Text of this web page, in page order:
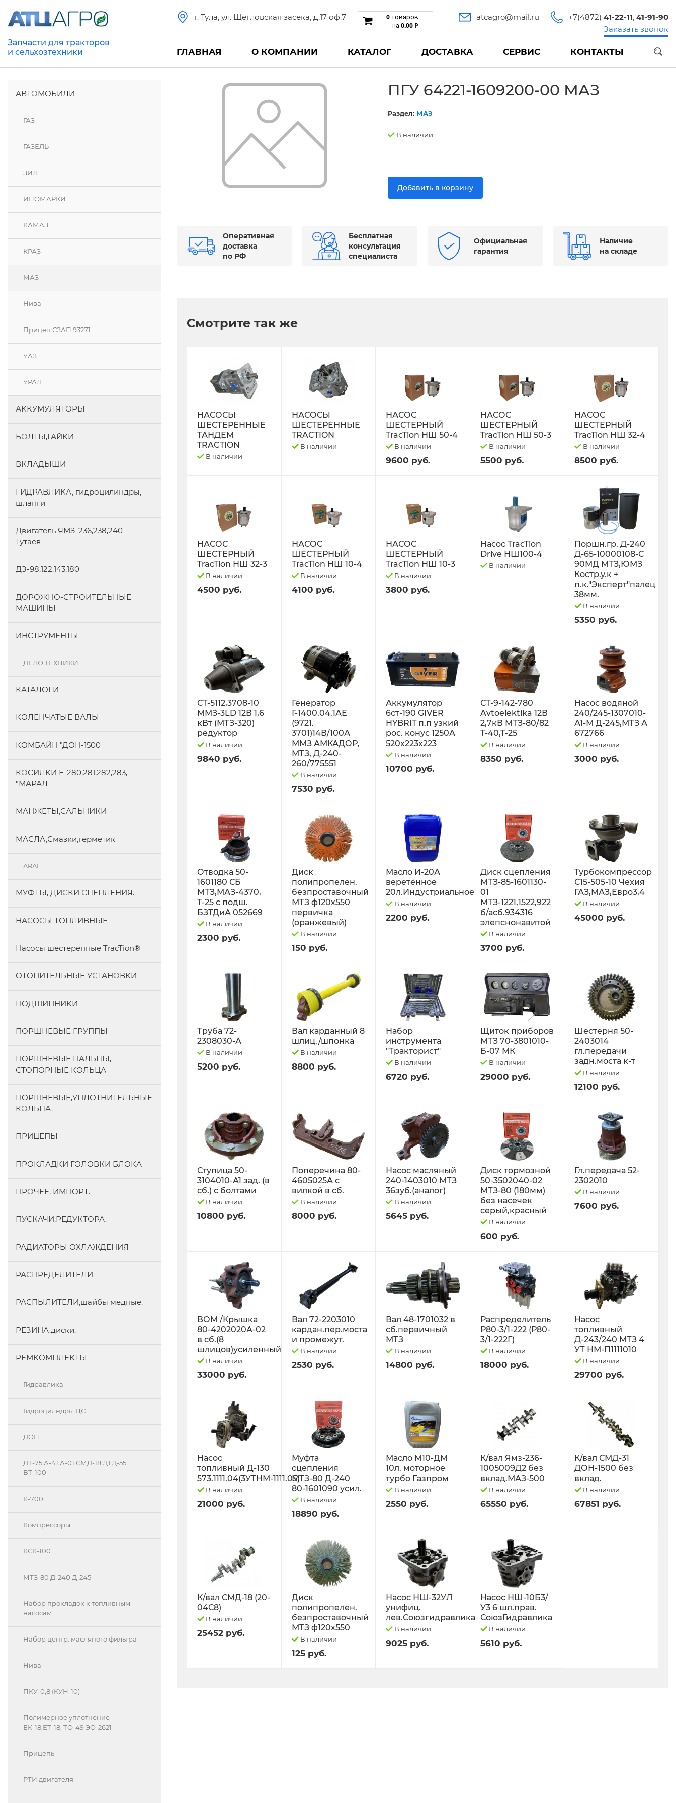
Запчасти для тракторов
и сельхозтехники
г. Тула, ул. Щегловская засека, д.17 оф.7 0 товаров
на 0.00 Р
atcagro@mail.ru +7(4872) 41-22-11, 41-91-90
Заказать звонок
ГЛАВНАЯ О КОМПАНИИ КАТАЛОГ ДОСТАВКА СЕРВИС КОНТАКТЫ
АВТОМОБИЛИ
ГАЗ
ГАЗЕЛЬ
ЗИЛ
ИНОМАРКИ
КАМАЗ
КРАЗ
МАЗ
Нива
Прицеп СЗАП 93271
УАЗ
УРАЛ
АККУМУЛЯТОРЫ
БОЛТЫ,ГАЙКИ
ВКЛАДЫШИ
ГИДРАВЛИКА, гидроцилиндры,
шланги
Двигатель ЯМЗ-236,238,240
Тутаев
ДЗ-98,122,143,180
ДОРОЖНО-СТРОИТЕЛЬНЫЕ
МАШИНЫ
ИНСТРУМЕНТЫ
ДЕЛО ТЕХНИКИ
КАТАЛОГИ
КОЛЕНЧАТЫЕ ВАЛЫ
КОМБАЙН "ДОН-1500
КОСИЛКИ Е-280,281,282,283,
"МАРАЛ
МАНЖЕТЫ,САЛЬНИКИ
МАСЛА,Смазки,герметик
ARAL
МУФТЫ, ДИСКИ СЦЕПЛЕНИЯ.
НАСОСЫ ТОПЛИВНЫЕ
Насосы шестеренные TracTion®
ОТОПИТЕЛЬНЫЕ УСТАНОВКИ
ПОДШИПНИКИ
ПОРШНЕВЫЕ ГРУППЫ
ПОРШНЕВЫЕ ПАЛЬЦЫ,
СТОПОРНЫЕ КОЛЬЦА
ПОРШНЕВЫЕ,УПЛОТНИТЕЛЬНЫЕ
КОЛЬЦА.
ПРИЦЕПЫ
ПРОКЛАДКИ ГОЛОВКИ БЛОКА
ПРОЧЕЕ, ИМПОРТ.
ПУСКАЧИ,РЕДУКТОРА.
РАДИАТОРЫ ОХЛАЖДЕНИЯ
РАСПРЕДЕЛИТЕЛИ
РАСПЫЛИТЕЛИ,шайбы медные.
РЕЗИНА,диски.
РЕМКОМПЛЕКТЫ
Гидравлика
Гидроцилндры.ЦС
ДОН
ДТ-75,А-41,А-01,СМД-18,ДТД-55,
ВТ-100
К-700
Компрессоры
КСК-100
МТЗ-80 Д-240 Д-245
Набор прокладок к топливным
насосам
Набор центр. масляного фильтра
Нива
ПКУ-0,8 (КУН-10)
Полимерное уплотнение
ЕК-18,ЕТ-18, ТО-49 ЭО-2621
Прицепы
РТИ двигателя
ПГУ 64221-1609200-00 МАЗ
Раздел: МАЗ
В наличии
Добавить в корзину
Оперативная
доставка
по РФ
Бесплатная
консультация
специалиста
Официальная
гарантия
Наличие
на складе
Смотрите так же
НАСОСЫ
ШЕСТЕРЕННЫЕ
ТАНДЕМ
TRACTION
В наличии
НАСОСЫ
ШЕСТЕРЕННЫЕ
TRACTION
В наличии
НАСОС
ШЕСТЕРНЫЙ
TracTion НШ 50-4
В наличии
9600 руб.
НАСОС
ШЕСТЕРНЫЙ
TracTion НШ 50-3
В наличии
5500 руб.
НАСОС
ШЕСТЕРНЫЙ
TracTion НШ 32-4
В наличии
8500 руб.
НАСОС
ШЕСТЕРНЫЙ
TracTion НШ 32-3
В наличии
4500 руб.
НАСОС
ШЕСТЕРНЫЙ
TracTion НШ 10-4
В наличии
4100 руб.
НАСОС
ШЕСТЕРНЫЙ
TracTion НШ 10-3
В наличии
3800 руб.
Насос TracTion
Drive НШ100-4
В наличии
Поршн.гр. Д-240
Д-65-10000108-С
90МД МТЗ,ЮМЗ
Костр.у.к +
п.к."Эксперт"палец
38мм.
В наличии
5350 руб.
СТ-5112,3708-10
ММЗ-3LD 12В 1,6
кВт (МТЗ-320)
редуктор
В наличии
9840 руб.
Генератор
Г-1400.04.1АЕ
(9721.
3701)14В/100А
ММЗ АМКАДОР,
МТЗ, Д-240-
260/775551
В наличии
7530 руб.
Аккумулятор
6ст-190 GIVER
HYBRIT п.п узкий
рос. конус 1250А
520х223х223
В наличии
10700 руб.
СТ-9-142-780
Avtoelektika 12В
2,7кВ МТЗ-80/82
Т-40,Т-25
В наличии
8350 руб.
Насос водяной
240/245-1307010-
А1-М Д-245,МТЗ А
672766
В наличии
3000 руб.
Отводка 50-
1601180 СБ
МТЗ,МАЗ-4370,
Т-25 с подш.
БЗТДиА 052669
В наличии
2300 руб.
Диск
полипропелен.
безпроставочный
МТЗ ф120х550
первичка
(оранжевый)
В наличии
150 руб.
Масло И-20А
веретённое
20л.Индустриальное
В наличии
2200 руб.
Диск сцепления
МТЗ-85-1601130-
01
МТЗ-1221,1522,922
б/асб.934316
элепснонавитой
В наличии
3700 руб.
Турбокомпрессор
С15-505-10 Чехия
ГАЗ,МАЗ,Евро3,4
В наличии
45000 руб.
Труба 72-
2308030-А
В наличии
5200 руб.
Вал карданный 8
шлиц./шпонка
В наличии
8800 руб.
Набор
инструмента
"Тракторист"
В наличии
6720 руб.
Щиток приборов
МТЗ 70-3801010-
Б-07 МК
В наличии
29000 руб.
Шестерня 50-
2403014
гл.передачи
задн.моста к-т
В наличии
12100 руб.
Ступица 50-
3104010-А1 зад. (в
сб.) с болтами
В наличии
10800 руб.
Поперечина 80-
4605025А с
вилкой в сб.
В наличии
8000 руб.
Насос масляный
240-1403010 МТЗ
36зуб.(аналог)
В наличии
5645 руб.
Диск тормозной
50-3502040-02
МТЗ-80 (180мм)
без насечек
серый,красный
В наличии
600 руб.
Гл.передача 52-
2302010
В наличии
7600 руб.
ВОМ /Крышка
80-4202020А-02
в сб.(8
шлицов)усиленный
В наличии
33000 руб.
Вал 72-2203010
кардан.пер.моста
и промежут.
В наличии
2530 руб.
Вал 48-1701032 в
сб.первичный
МТЗ
В наличии
14800 руб.
Распределитель
Р80-3/1-222 (Р80-
3/1-222Г)
В наличии
18000 руб.
Насос
топливный
Д-243/240 МТЗ 4
УТ НМ-П1111010
В наличии
29700 руб.
Насос
топливный Д-130
573.1111.04(3УТНМ-1111.05)
В наличии
21000 руб.
Муфта
сцепления
МТЗ-80 Д-240
80-1601090 усил.
В наличии
18890 руб.
Масло М10-ДМ
10л. моторное
турбо Газпром
В наличии
2550 руб.
К/вал Ямз-236-
1005009Д2 без
вклад.МАЗ-500
В наличии
65550 руб.
К/вал СМД-31
ДОН-1500 без
вклад.
В наличии
67851 руб.
К/вал СМД-18 (20-
04С8)
В наличии
25452 руб.
Диск
полипропелен.
безпроставочный
МТЗ ф120х550
В наличии
125 руб.
Насос НШ-32УЛ
унифиц.
лев.Союзгидравлика
В наличии
9025 руб.
Насос НШ-10Б3/
У3 6 шл.прав.
СоюзГидравлика
В наличии
5610 руб.